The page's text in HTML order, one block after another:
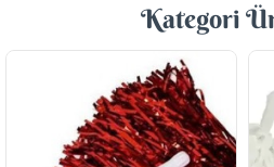
Kategori